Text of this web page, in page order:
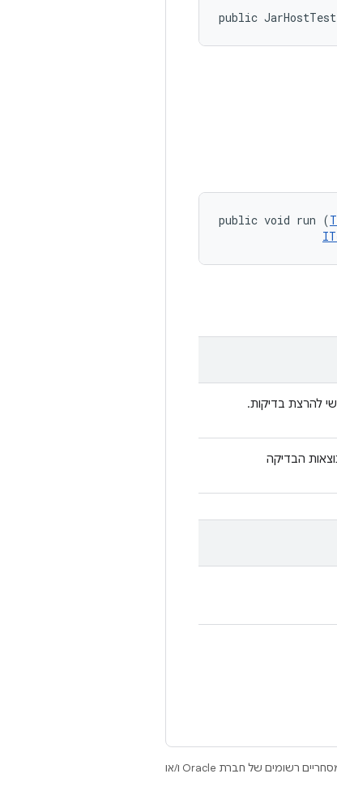
public
public void run (
להרצת בדיקות.
הבדיקה
.‏ Java ו-OpenJDK הם סימנים מסחריים או סימנים מסחריים רשומים של חברת Oracle ו/או